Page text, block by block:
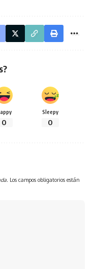
0
Sleepy
0
Los campos obligatorios están